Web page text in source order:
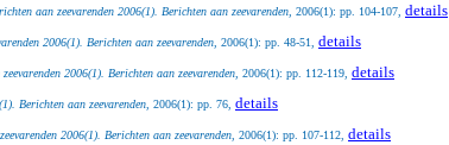
aan zeevarenden 2006(1). Berichten aan zeevarenden, 2006(1): pp. 104-107, details
2006(1). Berichten aan zeevarenden, 2006(1): pp. 48-51, details
2006(1). Berichten aan zeevarenden, 2006(1): pp. 112-119, details
Berichten aan zeevarenden, 2006(1): pp. 76, details
2006(1). Berichten aan zeevarenden, 2006(1): pp. 107-112, details